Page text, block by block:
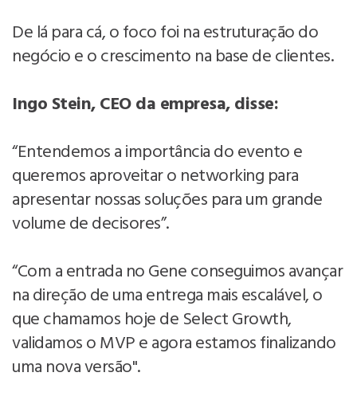
De lá para cá, o foco foi na estruturação do
negócio e o crescimento na base de clientes.
Ingo Stein, CEO da empresa, disse:
“Entendemos a importância do evento e
queremos aproveitar o networking para
apresentar nossas soluções para um grande
volume de decisores”.
“Com a entrada no Gene conseguimos avançar
na direção de uma entrega mais escalável, o
que chamamos hoje de Select Growth,
validamos o MVP e agora estamos finalizando
uma nova versão".